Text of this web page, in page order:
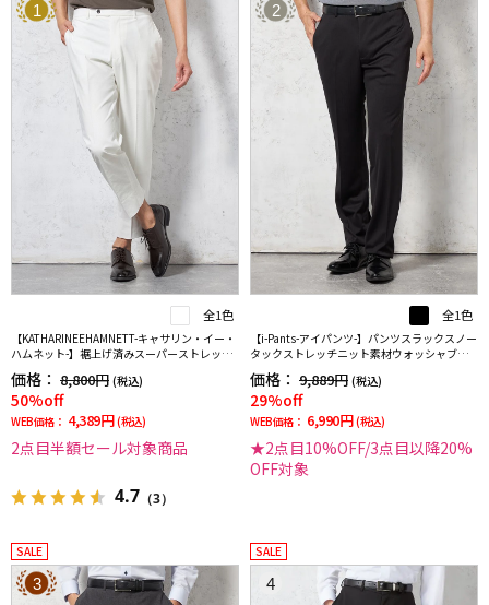
1
全1色
【KATHARINEEHAMNETT-キャサリン・イー・
ハムネット-】裾上げ済みスーパーストレッチ
パンツチノパンウォッシャブルホワイト無地
価格： 8,800円 (税込)
50%off
WEB価格： 4,389円 (税込)
2点目半額セール対象商品
4.7 （3）
2
全1色
【i-Pants-アイパンツ-】パンツスラックスノー
タックストレッチニット素材ウォッシャブル
シャドウストライプRUCKENBACCHAR
価格： 9,889円 (税込)
29%off
WEB価格： 6,990円 (税込)
★2点目10%OFF/3点目以降20%
OFF対象
SALE
3
SALE
4